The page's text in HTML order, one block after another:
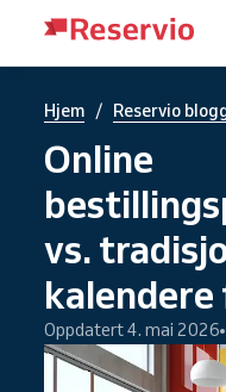
Hjem / Reservio
Online
vs.
Oppdatert 4. mai 2026